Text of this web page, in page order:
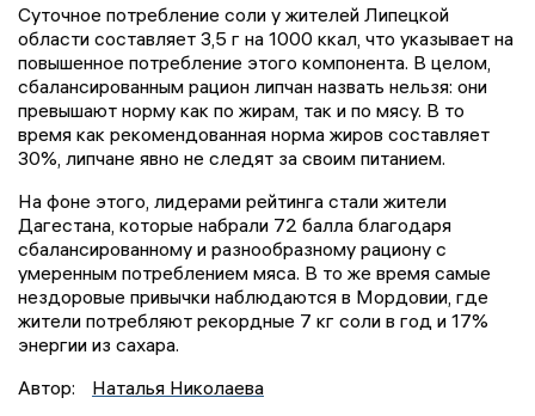
Суточное потребление соли у жителей Липецкой
области составляет 3,5 г на 1000 ккал, что указывает на
повышенное потребление этого компонента. В целом,
сбалансированным рацион липчан назвать нельзя: они
превышают норму как по жирам, так и по мясу. В то
время как рекомендованная норма жиров составляет
30%, липчане явно не следят за своим питанием.
На фоне этого, лидерами рейтинга стали жители
Дагестана, которые набрали 72 балла благодаря
сбалансированному и разнообразному рациону с
умеренным потреблением мяса. В то же время самые
нездоровые привычки наблюдаются в Мордовии, где
жители потребляют рекордные 7 кг соли в год и 17%
энергии из сахара.
Автор:
Наталья Николаева